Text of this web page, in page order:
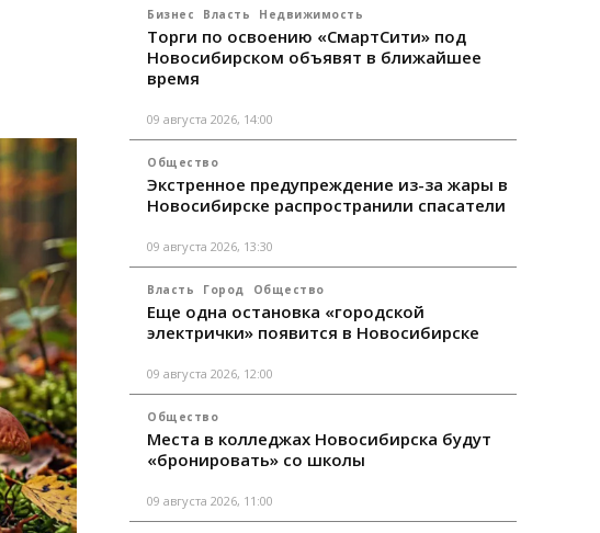
Бизнес Власть Недвижимость
Торги по освоению «СмартСити» под
Новосибирском объявят в ближайшее
время
09 августа 2026, 14:00
Общество
Экстренное предупреждение из-за жары в
Новосибирске распространили спасатели
09 августа 2026, 13:30
Власть Город Общество
Еще одна остановка «городской
электрички» появится в Новосибирске
09 августа 2026, 12:00
Общество
Места в колледжах Новосибирска будут
«бронировать» со школы
09 августа 2026, 11:00